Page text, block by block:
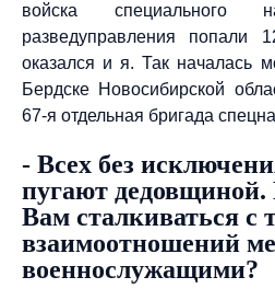
войска специального
разведуправления попали
оказался и я. Так началась
Бердске Новосибирской
67-я отдельная бригада
- Всех без
пугают дедовщиной.
Вам сталкиваться с
взаимоотношений
военнослужащими?